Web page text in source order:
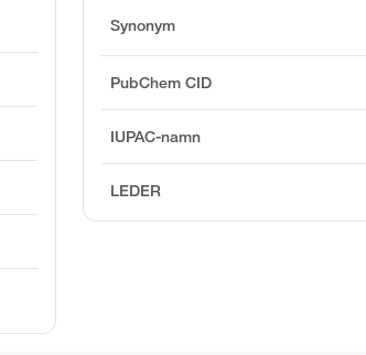
Synonym
PubChem CID
IUPAC-namn
LEDER